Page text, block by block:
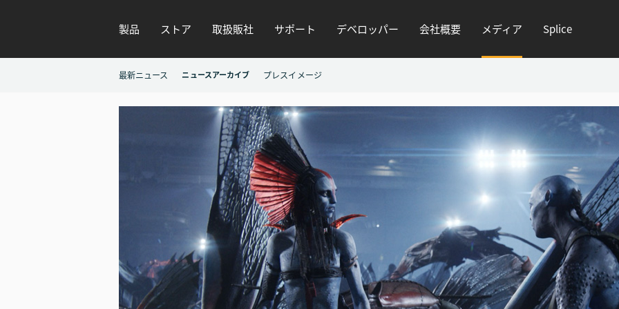
製品 ストア 取扱販社 サポート デベロッパー 会社概要 メディア Splice
最新ニュース ニュースアーカイブ プレスイメージ